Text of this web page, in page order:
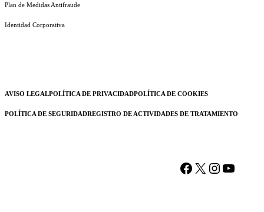
Plan de Medidas Antifraude
Identidad Corporativa
AVISO LEGALPOLÍTICA DE PRIVACIDADPOLÍTICA DE COOKIES
POLÍTICA DE SEGURIDADREGISTRO DE ACTIVIDADES DE TRATAMIENTO
Facebook
X Instagram